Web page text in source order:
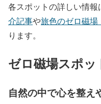
各スポットの詳しい情報
介記事や旅色のゼロ磁場
ります。
ゼロ磁場スポ
自然の中で心を整え